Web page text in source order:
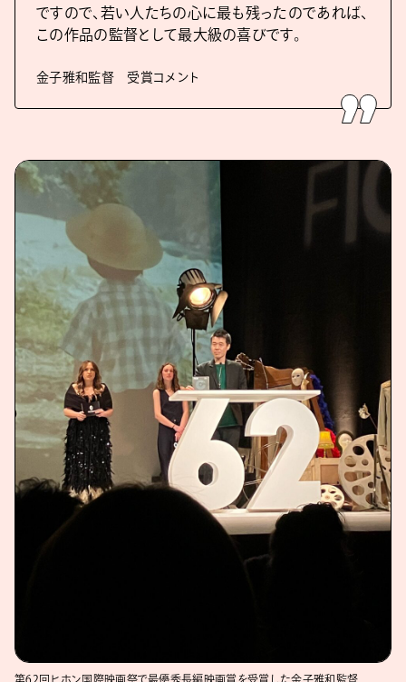
ですので、若い人たちの心に最も残ったのであれば、
この作品の監督として最大級の喜びです。
金子雅和監督 受賞コメント
第62回ヒホン国際映画祭で最優秀長編映画賞を受賞した金子雅和監督